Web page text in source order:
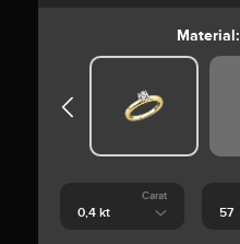
Material:
Carat